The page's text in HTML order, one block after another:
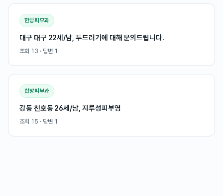
한방피부과
대구 대구 22세/남, 두드러기에 대해 문의드립니다.
조회 13 · 답변 1
한방피부과
강동 천호동 26세/남, 지루성피부염
조회 15 · 답변 1